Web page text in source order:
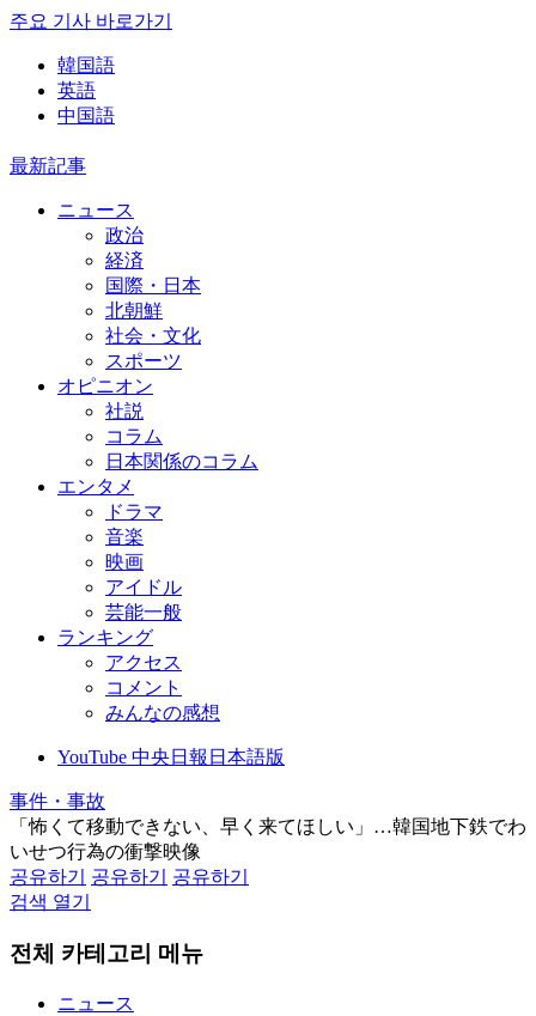
주요 기사 바로가기
韓国語
英語
中国語
最新記事
ニュース
政治
経済
国際・日本
北朝鮮
社会・文化
スポーツ
オピニオン
社説
コラム
日本関係のコラム
エンタメ
ドラマ
音楽
映画
アイドル
芸能一般
ランキング
アクセス
コメント
みんなの感想
YouTube 中央日報日本語版
事件・事故
「怖くて移動できない、早く来てほしい」…韓国地下鉄でわ
いせつ行為の衝撃映像
공유하기
공유하기
공유하기
검색 열기
전체 카테고리 메뉴
ニュース